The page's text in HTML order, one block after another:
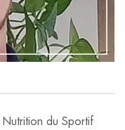
du Sportif